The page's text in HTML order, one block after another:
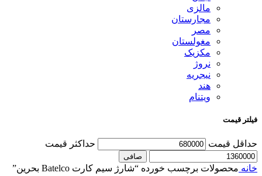
مالزی
مجارستان
مصر
مغولستان
مکزیک
نروژ
نیجریه
هند
ویتنام
فیلتر قیمت
حداقل قیمت حداكثر قيمت
صافی
خانه محصولات برچسب خورده “شارژ سیم کارت Batelco بحرین”